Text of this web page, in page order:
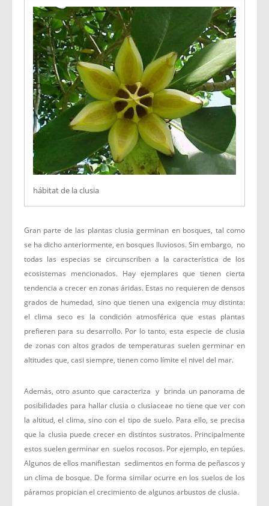
hábitat de la clusia
Gran parte de las plantas clusia germinan en bosques, tal como
se ha dicho anteriormente, en bosques lluviosos. Sin embargo, no
todas las especias se circunscriben a la característica de los
ecosistemas mencionados. Hay ejemplares que tienen cierta
tendencia a crecer en zonas áridas. Estas no requieren de densos
grados de humedad, sino que tienen una exigencia muy distinta:
el clima seco es la condición atmosférica que estas plantas
prefieren para su desarrollo. Por lo tanto, esta especie de clusia
de zonas con altos grados de temperaturas suelen germinar en
altitudes que, casi siempre, tienen como límite el nivel del mar.
Además, otro asunto que caracteriza y brinda un panorama de
posibilidades para hallar clusia o clusiaceae no tiene que ver con
la altitud, el clima, sino con el tipo de suelo. Para ello, se precisa
que la clusia puede crecer en distintos sustratos. Principalmente
estos suelen germinar en suelos rocosos. Por ejemplo, en tepúes.
Algunos de ellos manifiestan sedimentos en forma de peñascos y
un clima de bosque. De forma similar ocurre en los suelos de los
páramos propician el crecimiento de algunos arbustos de clusia.